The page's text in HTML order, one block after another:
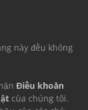
này đều không
Điều khoản
của chúng tôi.